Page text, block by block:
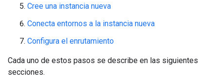
Cree una instancia nueva
Conecta entornos a la instancia nueva
Configura el enrutamiento
Cada uno de estos pasos se describe en las siguientes
secciones.